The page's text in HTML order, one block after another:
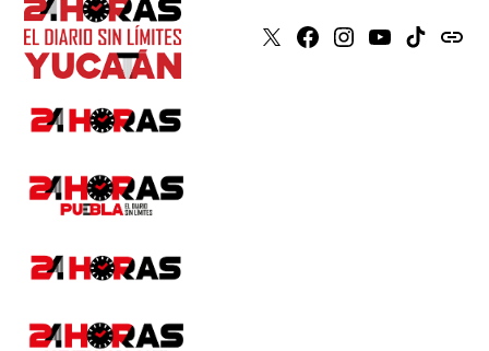
X Faceboook
Instagram
YoutubeTiktokissuu